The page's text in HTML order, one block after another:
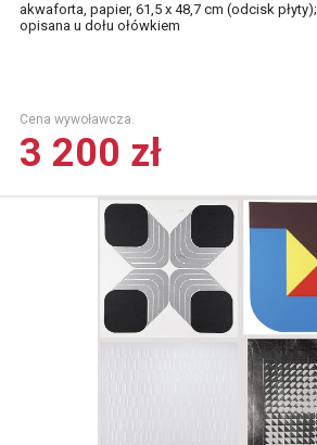
akwaforta, papier, 61,5 x 48,7 cm (odcisk płyty);
opisana u dołu ołówkiem
Cena wywoławcza.
3 200 zł